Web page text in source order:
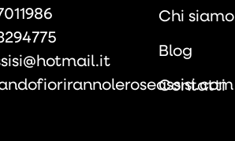
Chi siamo
Blog
Contatti